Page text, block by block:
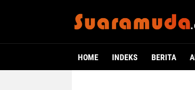
HOME INDEKS BERITA